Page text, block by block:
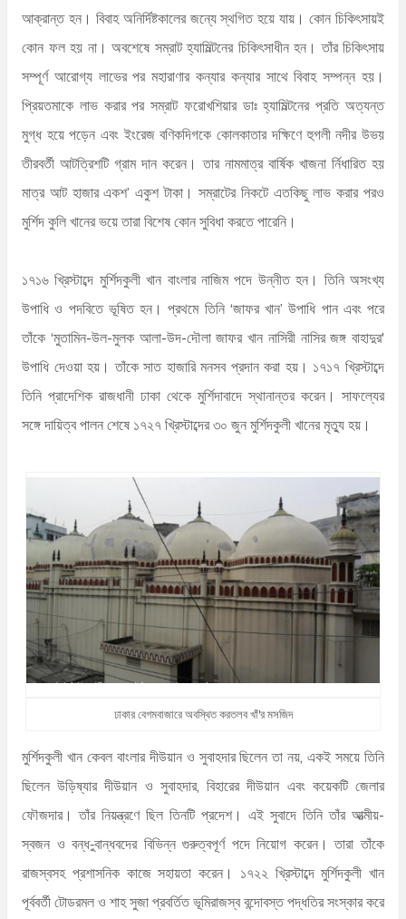
আক্রান্ত হন। বিবাহ অনির্দিষ্টকালের জন্যে স্থগিত হয়ে যায়। কোন চিকিৎসায়ই
কোন ফল হয় না। অবশেষে সম্রাট হ্যামিল্টনের চিকিৎসাধীন হন। তাঁর চিকিৎসায়
সম্পূর্ণ আরোগ্য লাভের পর মহারাণার কন্যার কন্যার সাথে বিবাহ সম্পন্ন হয়।
প্রিয়তমাকে লাভ করার পর সম্রাট ফরোখশিয়ার ডাঃ হ্যামিল্টনের প্রতি অত্যন্ত
মুগ্ধ হয়ে পড়েন এবং ইংরেজ বণিকদিগকে কোলকাতার দক্ষিণে হুগলী নদীর উভয়
তীরবর্তী আটত্রিশটি গ্রাম দান করেন। তার নামমাত্র বার্ষিক খাজনা র্নিধারিত হয়
মাত্র আট হাজার একশ’ একুশ টাকা। সম্রাটের নিকটে এতকিছু লাভ করার পরও
মুর্শিদ কুলি খানের ভয়ে তারা বিশেষ কোন সুবিধা করতে পারেনি।
১৭১৬ খ্রিস্টাব্দে মুর্শিদকুলী খান বাংলার নাজিম পদে উন্নীত হন। তিনি অসংখ্য
উপাধি ও পদবিতে ভূষিত হন। প্রথমে তিনি ‘জাফর খান’ উপাধি পান এবং পরে
তাঁকে ‘মুতামিন-উল-মুলক আলা-উদ-দৌলা জাফর খান নাসিরী নাসির জঙ্গ বাহাদুর'
উপাধি দেওয়া হয়। তাঁকে সাত হাজারি মনসব প্রদান করা হয়। ১৭১৭ খ্রিস্টাব্দে
তিনি প্রাদেশিক রাজধানী ঢাকা থেকে মুর্শিদাবাদে স্থানান্তর করেন। সাফল্যের
সঙ্গে দায়িত্ব পালন শেষে ১৭২৭ খ্রিস্টাব্দের ৩০ জুন মুর্শিদকুলী খানের মৃত্যু হয়।
ঢাকার বেগমবাজারে অবস্থিত করতলব খাঁ'র মসজিদ
মুর্শিদকুলী খান কেবল বাংলার দীউয়ান ও সুবাহদার ছিলেন তা নয়, একই সময়ে তিনি
ছিলেন উড়িষ্যার দীউয়ান ও সুবাহদার, বিহারের দীউয়ান এবং কয়েকটি জেলার
ফৌজদার। তাঁর নিয়ন্ত্রণে ছিল তিনটি প্রদেশ। এই সুবাদে তিনি তাঁর আত্মীয়-
স্বজন ও বন্ধ-ুবান্ধবদের বিভিন্ন গুরুত্বপূর্ণ পদে নিয়োগ করেন। তারা তাঁকে
রাজস্বসহ প্রশাসনিক কাজে সহায়তা করেন। ১৭২২ খ্রিস্টাব্দে মুর্শিদকুলী খান
পূর্ববর্তী টোডরমল ও শাহ সুজা প্রবর্তিত ভূমিরাজস্ব বন্দোবস্ত পদ্ধতির সংস্কার করে